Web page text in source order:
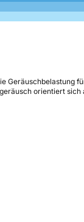
Geräuschbelastung
orientiert sich